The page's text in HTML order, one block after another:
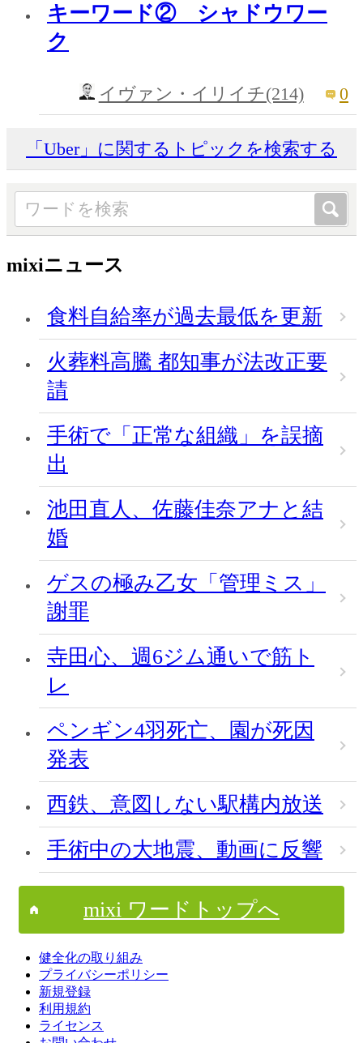
キーワード② シャドウワー
ク
イヴァン・イリイチ(214) 0
「Uber」に関するトピックを検索する
mixiニュース
食料自給率が過去最低を更新
火葬料高騰 都知事が法改正要
請
手術で「正常な組織」を誤摘
出
池田直人、佐藤佳奈アナと結
婚
ゲスの極み乙女「管理ミス」
謝罪
寺田心、週6ジム通いで筋ト
レ
ペンギン4羽死亡、園が死因
発表
西鉄、意図しない駅構内放送
手術中の大地震、動画に反響
mixi ワードトップへ
健全化の取り組み
プライバシーポリシー
新規登録
利用規約
ライセンス